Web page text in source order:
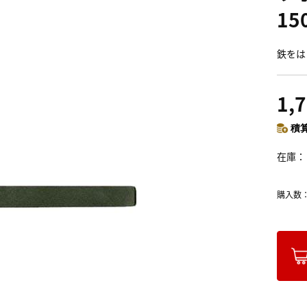
鉄を
積
在庫
購入数